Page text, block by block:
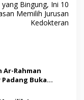
yang Bingung, Ini 10
Memilih Jurusan
Kedokteran
Ar-Rahman
Padang Buka
2025-2026